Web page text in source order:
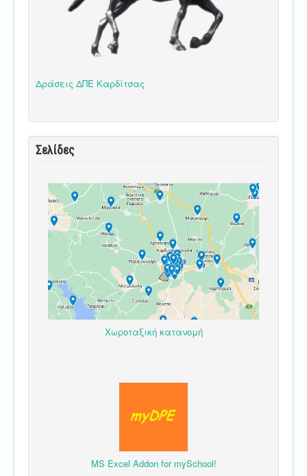
Δράσεις ΔΠΕ Καρδίτσας
Σελίδες
Χωροταξική κατανομή
MS Excel Addon for mySchool!